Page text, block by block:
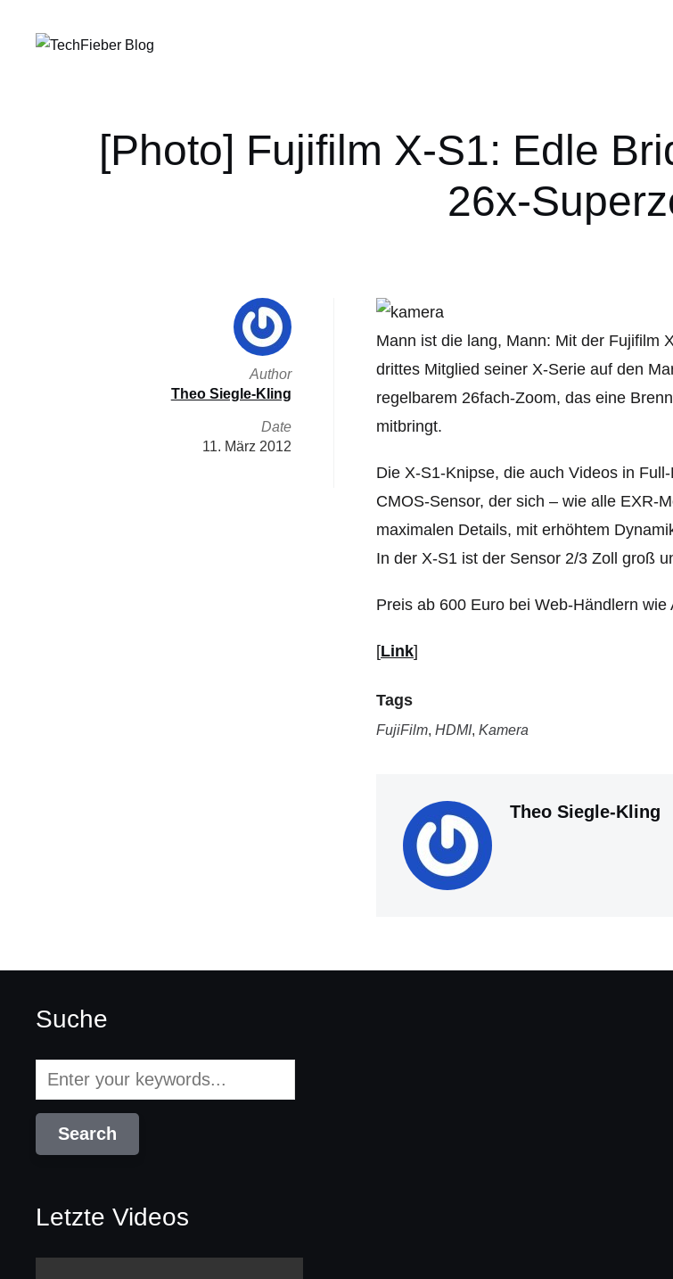
[Photo] Fujifilm X-S1: Edle
26x-
Mann ist die lang, Mann: Mit der Fujifilm
drittes Mitglied seiner X-Serie auf den
regelbarem 26fach-Zoom, das eine
mitbringt.
Die X-S1-Knipse, die auch Videos in
CMOS-Sensor, der sich – wie alle EXR-
maximalen Details, mit erhöhtem
In der X-S1 ist der Sensor 2/3 Zoll groß
Preis ab 600 Euro bei Web-Händlern wie
[Link]
Tags
FujiFilm, HDMI, Kamera
Theo Siegle-Kling
Author
Theo Siegle-Kling
Date
11. März 2012
Suche
Letzte Videos